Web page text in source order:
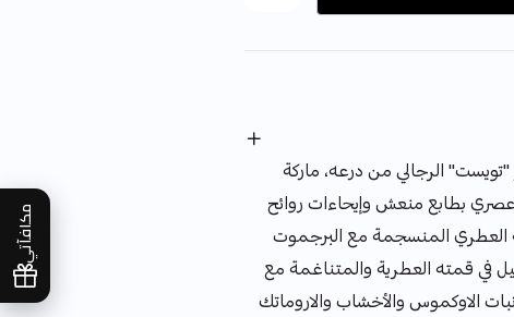
مكافآتي
الرجالي من درعه، ماركة
بطابع منعش وإيحاءات روائح
العطري المنسجمة مع البرجموت
في قمته العطرية والمتناغمة مع
الاوكموس والأخشاب والاروماتك